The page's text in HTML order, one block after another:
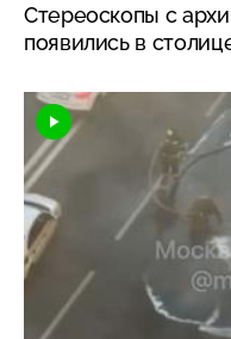
Стереоскопы с
появились в